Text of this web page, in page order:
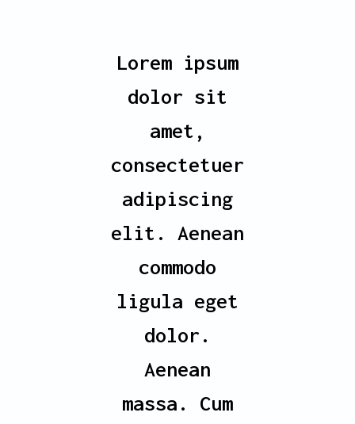
Lorem ipsum
dolor sit
amet,
consectetuer
adipiscing
elit. Aenean
commodo
ligula eget
dolor.
Aenean
massa. Cum